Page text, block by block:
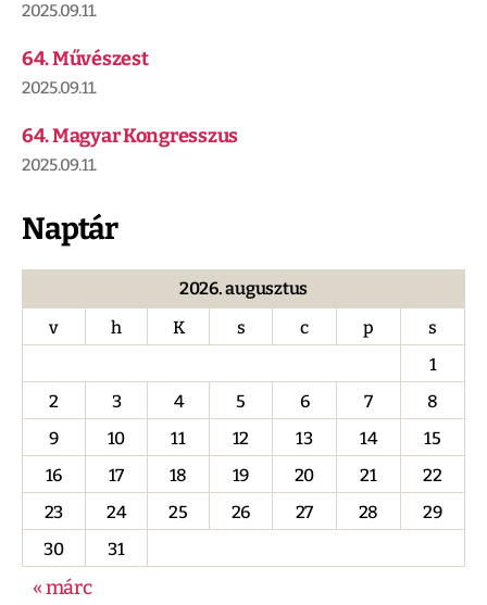
2025.09.11.
64. Művészest
2025.09.11.
64. Magyar Kongresszus
2025.09.11.
Naptár
2026. augusztus
v
h K s c p
s
1
2
3 4 5 6 7
8
9
10 11 12 13 14
15
16
17 18 19 20 21
22
23
24 25 26 27 28
29
30
31
« márc